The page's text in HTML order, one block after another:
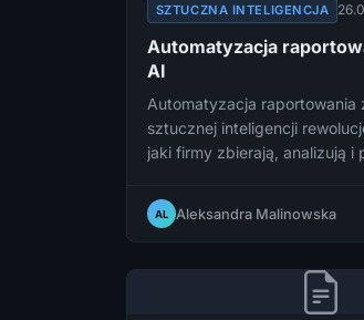
SZTUCZNA INTELIGENCJA
Automatyzacja
AI
Automatyzacja raportowania
sztucznej inteligencji
jaki firmy zbierają, analizują i
godziny pracy i znacząco
raportów biznesowych.
AL Aleksandra Malinowska